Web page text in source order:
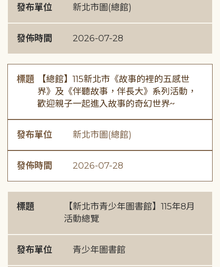
發布單位 新北市圖(總館)
發佈時間 2026-07-28
標題
【總館】115新北市《故事的裡的五感世
界》及《伴聽故事，伴長大》系列活動，
歡迎親子一起進入故事的奇幻世界~
發布單位 新北市圖(總館)
發佈時間 2026-07-28
標題
【新北市青少年圖書館】115年8月
活動總覽
發布單位 青少年圖書館